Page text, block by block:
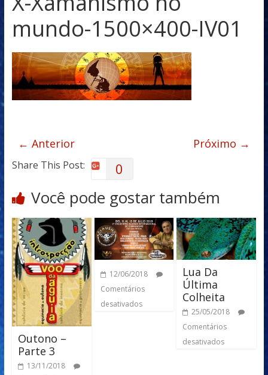
mundo-1500×400-IV01
← Anterior Próximo →
Share This Post: 0
Você pode gostar também
Outono –
Parte 3
13/11/2018
12/06/2018
Comentários
desativados
Lua Da
Última
Colheita
25/05/2018
Comentários
desativados